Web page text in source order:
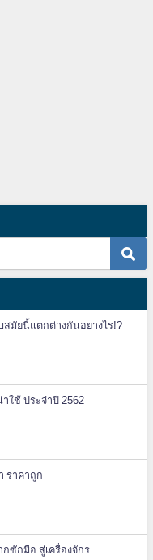
มัยนี้แตกต่างกันอย่างไร!?
ใช้ ประจำปี 2562
ราคาถูก
ซักมือ สู่เครื่องจักร